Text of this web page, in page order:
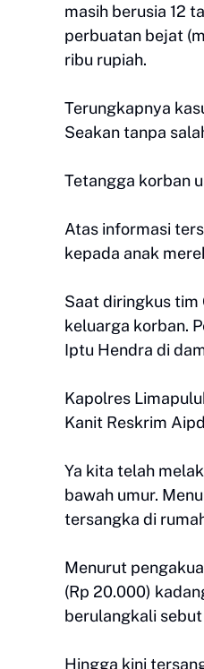
masih berusia 12
perbuatan bejat
ribu rupiah.
Terungkapnya
Seakan tanpa
Tetangga korban
Atas informasi
kepada anak
Saat diringkus tim
keluarga korban.
Iptu Hendra di
Kapolres
Kanit Reskrim
Ya kita telah
bawah umur.
tersangka di
Menurut
(Rp 20.000)
berulangkali
Hingga kini